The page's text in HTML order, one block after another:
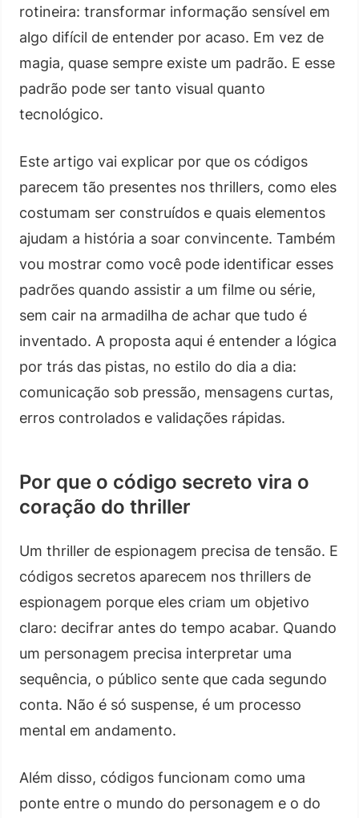
rotineira: transformar informação sensível em
algo difícil de entender por acaso. Em vez de
magia, quase sempre existe um padrão. E esse
padrão pode ser tanto visual quanto
tecnológico.
Este artigo vai explicar por que os códigos
parecem tão presentes nos thrillers, como eles
costumam ser construídos e quais elementos
ajudam a história a soar convincente. Também
vou mostrar como você pode identificar esses
padrões quando assistir a um filme ou série,
sem cair na armadilha de achar que tudo é
inventado. A proposta aqui é entender a lógica
por trás das pistas, no estilo do dia a dia:
comunicação sob pressão, mensagens curtas,
erros controlados e validações rápidas.
Por que o código secreto vira o
coração do thriller
Um thriller de espionagem precisa de tensão. E
códigos secretos aparecem nos thrillers de
espionagem porque eles criam um objetivo
claro: decifrar antes do tempo acabar. Quando
um personagem precisa interpretar uma
sequência, o público sente que cada segundo
conta. Não é só suspense, é um processo
mental em andamento.
Além disso, códigos funcionam como uma
ponte entre o mundo do personagem e o do